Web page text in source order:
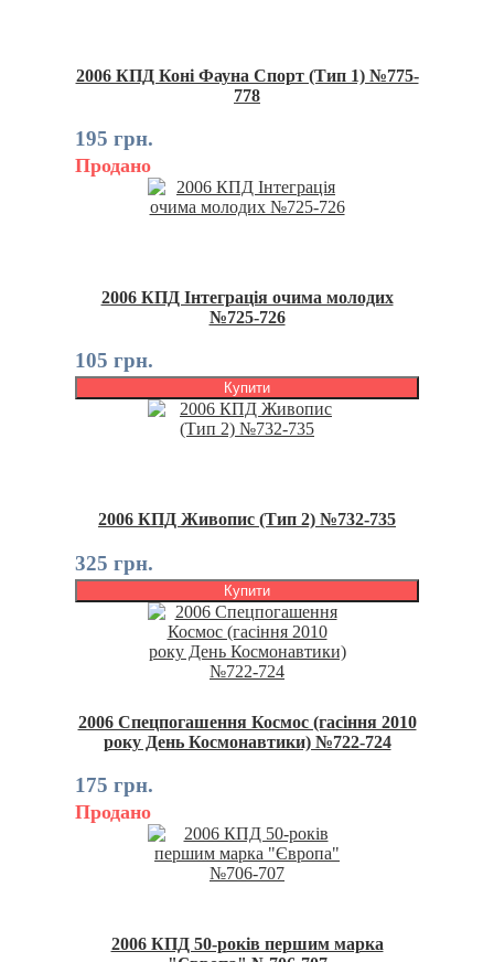
2006 КПД Коні Фауна Спорт (Тип 1) №775-
778
195 грн.
Продано
2006 КПД Інтеграція очима молодих
№725-726
105 грн.
Купити
2006 КПД Живопис (Тип 2) №732-735
325 грн.
Купити
2006 Спецпогашення Космос (гасіння 2010
року День Космонавтики) №722-724
175 грн.
Продано
2006 КПД 50-років першим марка